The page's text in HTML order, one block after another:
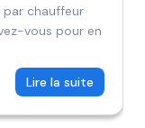
par chauffeur
vous pour en
Lire la suite